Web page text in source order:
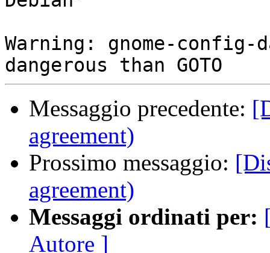
Warning: gnome-config-
Messaggio precedente:
agreement)
Prossimo messaggio:
agreement)
Messaggi ordinati per:
Autore ]